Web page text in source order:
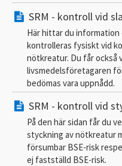
SRM - kontroll vid
Här hittar du information
kontrolleras fysiskt vid
nötkreatur. Du får också
livsmedelsföretagaren
bedömas vara uppnådd.
SRM - kontroll vid
På den här sidan får du
styckning av nötkreatur
försumbar BSE-risk
ej fastställd BSE-risk.